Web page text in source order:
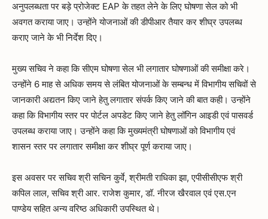
अनुपलब्धता पर बड़े प्रोजेक्ट EAP के तहत लेने के लिए घोषणा सेल को भी
अवगत कराया जाए। उन्होंने योजनाओं की डीपीआर तैयार कर शीघ्र उपलब्ध
कराए जाने के भी निर्देश दिए।
मुख्य सचिव ने कहा कि सीएम घोषणा सेल भी लगातार घोषणाओं की समीक्षा करे।
उन्होंने 6 माह से अधिक समय से लंबित योजनाओं के सम्बन्ध में विभागीय सचिवों से
जानकारी अद्यतन किए जाने हेतु लगातार संपर्क किए जाने की बात कही। उन्होंने
कहा कि विभागीय स्तर पर पोर्टल अपडेट किए जाने हेतु लॉगिन आइडी एवं पासवर्ड
उपलब्ध कराया जाए। उन्होंने कहा कि मुख्यमंत्री घोषणाओं को विभागीय एवं
शासन स्तर पर लगातार समीक्षा कर शीघ्र पूर्ण कराया जाए।
इस अवसर पर सचिव श्री सचिन कुर्वे, श्रीमती राधिका झा, एपीसीसीएफ श्री
कपिल लाल, सचिव श्री आर. राजेश कुमार, डॉ. नीरज खैरवाल एवं एस.एन
पाण्डेय सहित अन्य वरिष्ठ अधिकारी उपस्थित थे।